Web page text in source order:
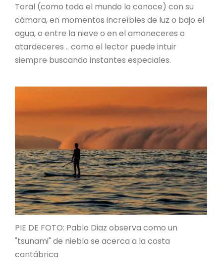
Toral (como todo el mundo lo conoce) con su
cámara, en momentos increíbles de luz o bajo el
agua, o entre la nieve o en el amaneceres o
atardeceres .. como el lector puede intuir
siempre buscando instantes especiales.
PIE DE FOTO: Pablo Diaz observa como un
"tsunami" de niebla se acerca a la costa
cantábrica